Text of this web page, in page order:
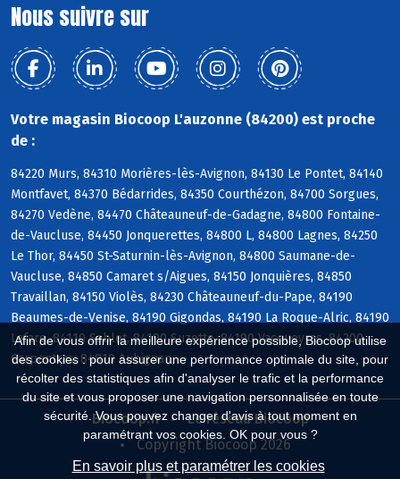
Afin de vous offrir la meilleure expérience possible, Biocoop utilise
des cookies : pour assurer une performance optimale du site, pour
récolter des statistiques afin d'analyser le trafic et la performance
du site et vous proposer une navigation personnalisée en toute
sécurité. Vous pouvez changer d'avis à tout moment en
paramétrant vos cookies. OK pour vous ?
En savoir plus et paramétrer les cookies
Nous suivre sur
Votre magasin Biocoop L'auzonne (84200) est proche
de :
84220 Murs, 84310 Morières-lès-Avignon, 84130 Le Pontet, 84140
Montfavet, 84370 Bédarrides, 84350 Courthézon, 84700 Sorgues,
84270 Vedène, 84470 Châteauneuf-de-Gadagne, 84800 Fontaine-
de-Vaucluse, 84450 Jonquerettes, 84800 L, 84800 Lagnes, 84250
Le Thor, 84450 St-Saturnin-lès-Avignon, 84800 Saumane-de-
Vaucluse, 84850 Camaret s/Aigues, 84150 Jonquières, 84850
Travaillan, 84150 Violès, 84230 Châteauneuf-du-Pape, 84190
Beaumes-de-Venise, 84190 Gigondas, 84190 La Roque-Alric, 84190
Lafare, 84110 Sablet, 84190 Suzette, 84190 Vacqueyras, 84200
Carpentras, 84810 Aubignan
Biocoop.fr
Le réseau Biocoop
Copyright Biocoop 2026